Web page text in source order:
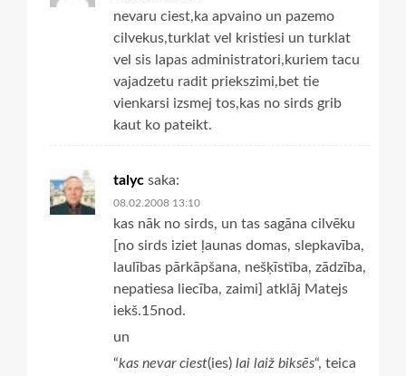
nevaru ciest,ka apvaino un pazemo
cilvekus,turklat vel kristiesi un turklat
vel sis lapas administratori,kuriem tacu
vajadzetu radit priekszimi,bet tie
vienkarsi izsmej tos,kas no sirds grib
kaut ko pateikt.
talyc saka:
08.02.2008 13:10
kas nāk no sirds, un tas sagāna cilvēku
[no sirds iziet ļaunas domas, slepkavība,
laulības pārkāpšana, nešķīstība, zādzība,
nepatiesa liecība, zaimi] atklāj Matejs
iekš.15nod.
un
“kas nevar ciest(ies) lai laiž biksēs“, teica